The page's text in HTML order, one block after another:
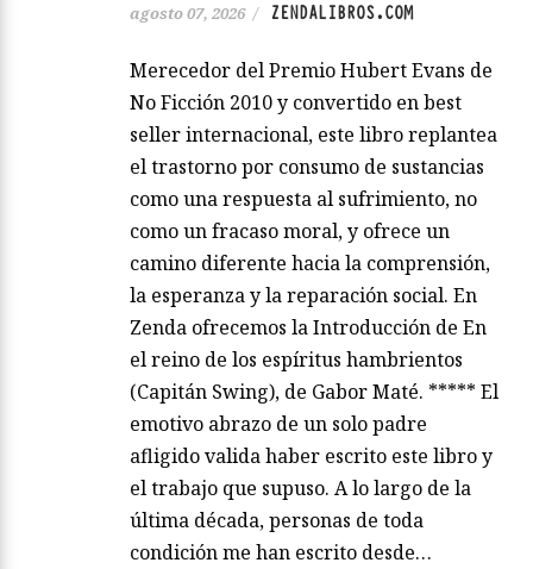
agosto 07, 2026 / ZENDALIBROS.COM
Merecedor del Premio Hubert Evans de
No Ficción 2010 y convertido en best
seller internacional, este libro replantea
el trastorno por consumo de sustancias
como una respuesta al sufrimiento, no
como un fracaso moral, y ofrece un
camino diferente hacia la comprensión,
la esperanza y la reparación social. En
Zenda ofrecemos la Introducción de En
el reino de los espíritus hambrientos
(Capitán Swing), de Gabor Maté. ***** El
emotivo abrazo de un solo padre
afligido valida haber escrito este libro y
el trabajo que supuso. A lo largo de la
última década, personas de toda
condición me han escrito desde…